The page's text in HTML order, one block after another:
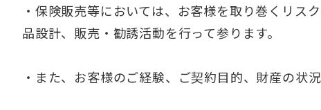
・保険販売等においては、お客様を取り巻くリス
品設計、販売・勧誘活動を行って参ります。
・また、お客様のご経験、ご契約目的、財産の状